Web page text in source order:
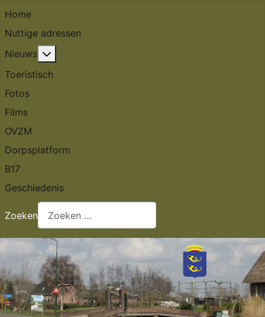
Home
Nuttige adressen
Nieuws
Toeristisch
Fotos
Films
OVZM
Dorpsplatform
B17
Geschiedenis
Zoeken